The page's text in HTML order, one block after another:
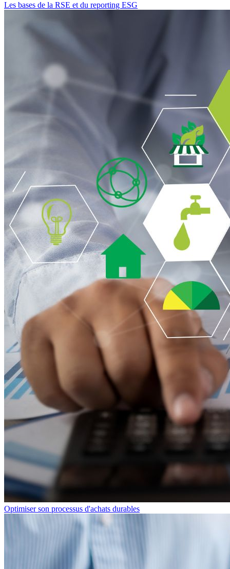
Les bases de la RSE et du reporting ESG
Optimiser son processus d'achats durables